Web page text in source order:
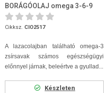
BORÁGÓOLAJ omega 3-6-9
gélkapszula 60 db
Cikksz. CIO2517
A lazacolajban található omega-3
zsírsavak számos egészségügyi
előnnyel járnak, beleértve a gyullad...
Készleten